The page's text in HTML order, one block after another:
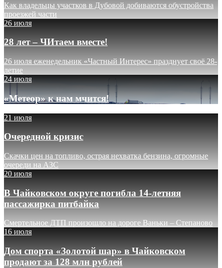
Как владельцы участков в Дубовой добиваются обустройства
проезжей части
26 июля
28 лет – ЧИтаем вместе!
26 июля еженедельник «Частный Интерес» празднует своё 28-
летие
24 июля
«Метеор» к нам мчится!
21 июля
Очередной кризис
Скачки цен на топливо, острая нехватка бензина, огромные
очереди на АЗС
20 июля
В Чайковском округе погибла 14-летняя
пассажирка питбайка
Смертельное ДТП произошло на дороге Ваньки – Степаново
16 июля
Дом спорта «Золотой шар» в Чайковском
продают за 128 млн рублей